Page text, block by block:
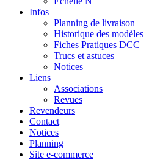
Infos
Planning de livraison
Historique des modèles
Fiches Pratiques DCC
Trucs et astuces
Notices
Liens
Associations
Revues
Revendeurs
Contact
Notices
Planning
Site e-commerce